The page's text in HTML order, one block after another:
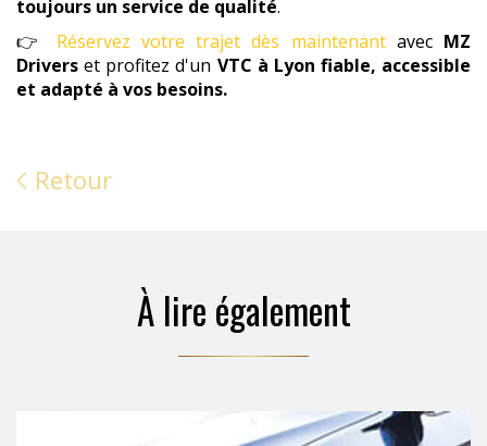
toujours un service de qualité.
👉 Réservez votre trajet dès maintenant avec MZ
Drivers et profitez d'un VTC à Lyon fiable, accessible
et adapté à vos besoins.
Retour
À lire également